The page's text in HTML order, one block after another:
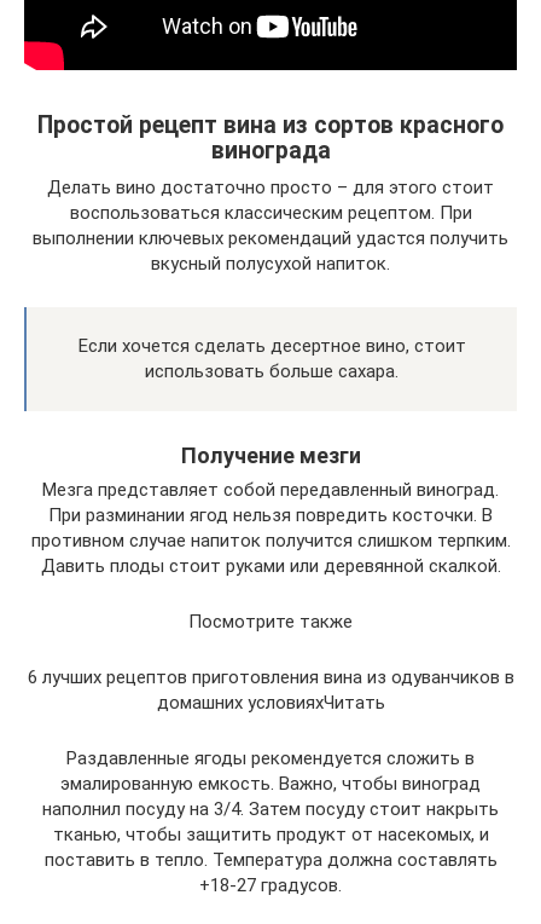
Простой рецепт вина из сортов красного
винограда
Делать вино достаточно просто – для этого стоит
воспользоваться классическим рецептом. При
выполнении ключевых рекомендаций удастся получить
вкусный полусухой напиток.
Если хочется сделать десертное вино, стоит
использовать больше сахара.
Получение мезги
Мезга представляет собой передавленный виноград.
При разминании ягод нельзя повредить косточки. В
противном случае напиток получится слишком терпким.
Давить плоды стоит руками или деревянной скалкой.
Посмотрите также
6 лучших рецептов приготовления вина из одуванчиков в
домашних условияхЧитать
Раздавленные ягоды рекомендуется сложить в
эмалированную емкость. Важно, чтобы виноград
наполнил посуду на 3/4. Затем посуду стоит накрыть
тканью, чтобы защитить продукт от насекомых, и
поставить в тепло. Температура должна составлять
+18-27 градусов.